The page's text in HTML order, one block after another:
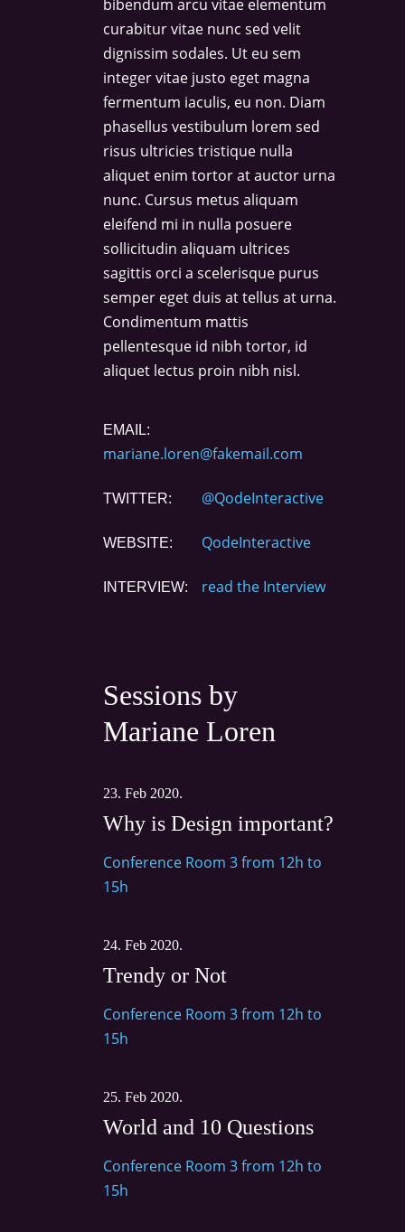
bibendum arcu vitae elementum
curabitur vitae nunc sed velit
dignissim sodales. Ut eu sem
integer vitae justo eget magna
fermentum iaculis, eu non. Diam
phasellus vestibulum lorem sed
risus ultricies tristique nulla
aliquet enim tortor at auctor urna
nunc. Cursus metus aliquam
eleifend mi in nulla posuere
sollicitudin aliquam ultrices
sagittis orci a scelerisque purus
semper eget duis at tellus at urna.
Condimentum mattis
pellentesque id nibh tortor, id
aliquet lectus proin nibh nisl.
EMAIL:
mariane.loren@fakemail.com
TWITTER: @QodeInteractive
WEBSITE: QodeInteractive
INTERVIEW: read the Interview
Sessions by
Mariane Loren
23. Feb 2020.
Why is Design important?
Conference Room 3 from 12h to
15h
24. Feb 2020.
Trendy or Not
Conference Room 3 from 12h to
15h
25. Feb 2020.
World and 10 Questions
Conference Room 3 from 12h to
15h